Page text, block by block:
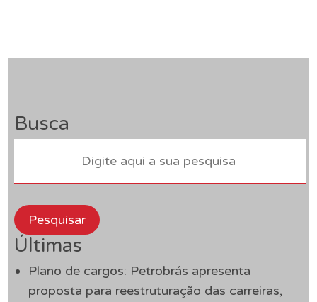
Busca
Pesquisar
Últimas
Plano de cargos: Petrobrás apresenta
proposta para reestruturação das carreiras,